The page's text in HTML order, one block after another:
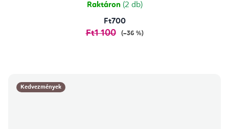
Raktáron (2 db)
Ft700
Ft1 100 (–36 %)
Kedvezmények